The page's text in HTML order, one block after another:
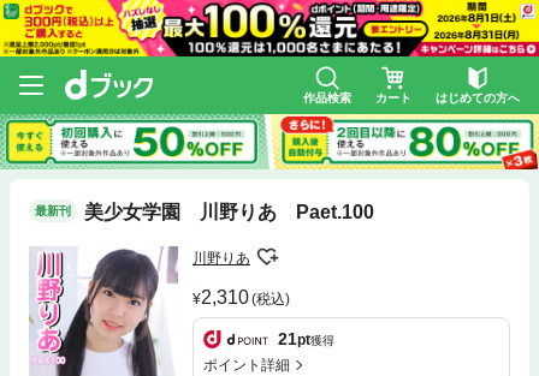
作品検索 カート はじめての方へ
最新刊 美少女学園 川野りあ Paet.100
川野りあ
2,310(税込)
21pt獲得
ポイント詳細